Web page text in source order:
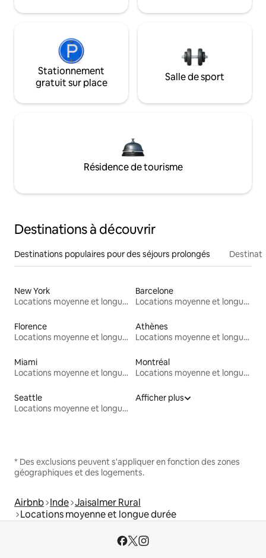
Stationnement
gratuit sur place
Salle de sport
Résidence de tourisme
Destinations à découvrir
Destinations populaires pour des séjours prolongés
New York
Locations moyenne et longue durée
Barcelone
Locations moyenne et longue durée
Florence
Locations moyenne et longue durée
Athènes
Locations moyenne et longue durée
Miami
Locations moyenne et longue durée
Montréal
Locations moyenne et longue durée
Seattle
Locations moyenne et longue durée
Afficher plus
* Des exclusions peuvent s'appliquer en fonction des zones
géographiques et des logements.
Airbnb Inde Jaisalmer Rural
Locations moyenne et longue durée